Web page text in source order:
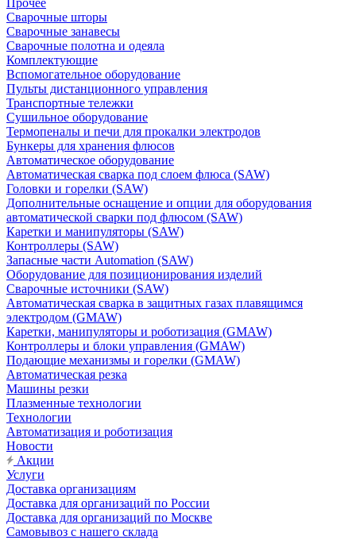
Прочее
Сварочные шторы
Сварочные занавесы
Сварочные полотна и одеяла
Комплектующие
Вспомогательное оборудование
Пульты дистанционного управления
Транспортные тележки
Сушильное оборудование
Термопеналы и печи для прокалки электродов
Бункеры для хранения флюсов
Автоматическое оборудование
Автоматическая сварка под слоем флюса (SAW)
Головки и горелки (SAW)
Дополнительные оснащение и опции для оборудования
автоматической сварки под флюсом (SAW)
Каретки и манипуляторы (SAW)
Контроллеры (SAW)
Запасные части Automation (SAW)
Оборудование для позиционирования изделий
Сварочные источники (SAW)
Автоматическая сварка в защитных газах плавящимся
электродом (GMAW)
Каретки, манипуляторы и роботизация (GMAW)
Контроллеры и блоки управления (GMAW)
Подающие механизмы и горелки (GMAW)
Автоматическая резка
Машины резки
Плазменные технологии
Технологии
Автоматизация и роботизация
Новости
Акции
Услуги
Доставка организациям
Доставка для организаций по России
Доставка для организаций по Москве
Самовывоз с нашего склада